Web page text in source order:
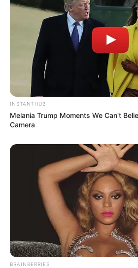
8 Kata Lucu Seputar Malam
Minggu ala Jomblo yang
Ngenes
10 Desain Kanopi Tempat
Tidur, Serasa Beristirahat di
Kamar Raja
Tampil Lebih Modern, 7
Hasil Renovasi Rumah Berusia
90 Tahun
INSTANTHUB
Melania Trump Moments We Can't
Camera
BRAINBERRIES